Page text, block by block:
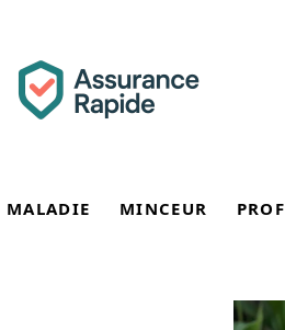
MALADIE MINCEUR